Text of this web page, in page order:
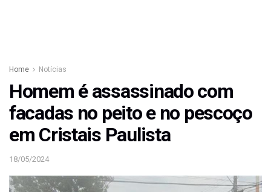
Home Notícias
Homem é assassinado com
facadas no peito e no pescoço
em Cristais Paulista
18/05/2024